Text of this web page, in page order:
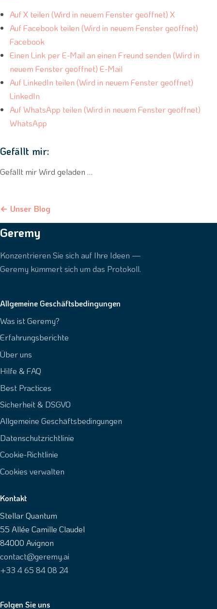
Auf X teilen (Wird in neuem Fenster geöffnet) X
Auf Facebook teilen (Wird in neuem Fenster geöffnet)
Facebook
Einen Link per E-Mail an einen Freund senden (Wird in
neuem Fenster geöffnet) E-Mail
Auf LinkedIn teilen (Wird in neuem Fenster geöffnet)
LinkedIn
Auf WhatsApp teilen (Wird in neuem Fenster geöffnet)
WhatsApp
Gefällt mir:
Gefällt mir Wird geladen …
← Unser Blog
Geremy
Konzentrieren Sie sich auf Ihre Ideen —
Geremy kümmert sich um das Protokoll.
Allgemeine Geschäftsbedingungen
Was ist Geremy?
Erfahrungsberichte
Über uns
Hilfe & FAQ
Best Practices
Sicherheit & DSGVO
Allgemeine Geschäftsbedingungen
Datenschutzrichtlinie
Cookie-Richtlinie
Cookies verwalten
Kontakt
Stellar Quantum
55 Allée Camille Claudel
84000 Avignon
contact@geremy.ai
+33 4 65 84 08 24
Folgen Sie uns